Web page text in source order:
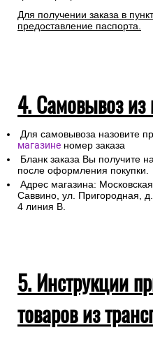
Для получении заказа в
предоставление паспорта.
4. Самовывоз из
Для самовывоза назовите
магазине номер заказа
Бланк заказа Вы получите
после оформления покупки.
Адрес магазина:
Саввино, ул. Пригородная,
4 линия В.
5. Инструкции
товаров из